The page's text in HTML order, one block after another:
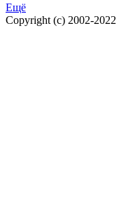
Ещё
Copyright (c) 2002-2022